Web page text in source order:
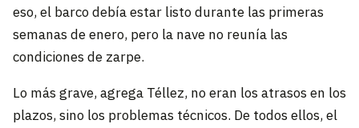
eso, el barco debía estar listo durante las primeras
semanas de enero, pero la nave no reunía las
condiciones de zarpe.
Lo más grave, agrega Téllez, no eran los atrasos en los
plazos, sino los problemas técnicos. De todos ellos, el